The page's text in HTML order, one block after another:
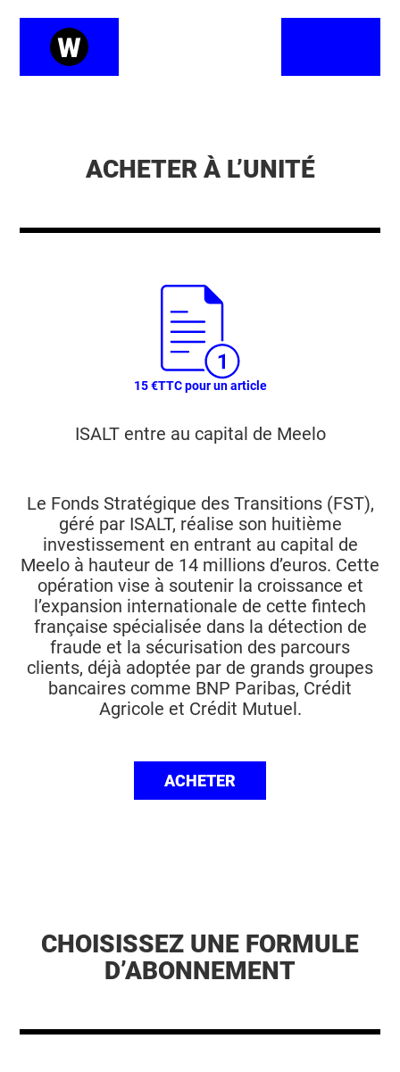
ACHETER À L’UNITÉ
15 €TTC pour un article
ISALT entre au capital de Meelo
Le Fonds Stratégique des Transitions (FST),
géré par ISALT, réalise son huitième
investissement en entrant au capital de
Meelo à hauteur de 14 millions d’euros. Cette
opération vise à soutenir la croissance et
l’expansion internationale de cette fintech
française spécialisée dans la détection de
fraude et la sécurisation des parcours
clients, déjà adoptée par de grands groupes
bancaires comme BNP Paribas, Crédit
Agricole et Crédit Mutuel.
ACHETER
CHOISISSEZ UNE FORMULE
D’ABONNEMENT